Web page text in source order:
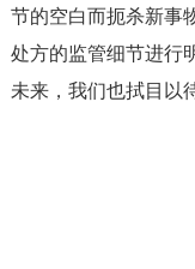
节的空白而扼杀新事
处方的监管细节进行
未来，我们也拭目以